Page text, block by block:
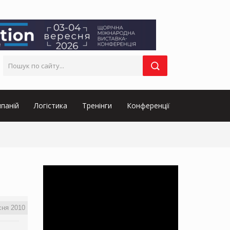
Логістика Тренінги Конференції
2010